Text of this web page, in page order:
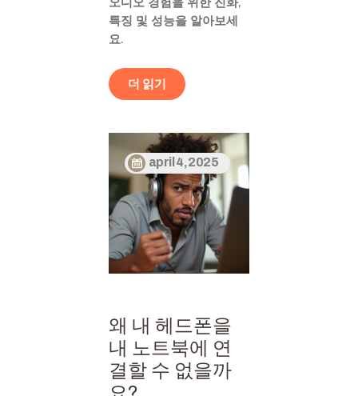
특징 및 성능을 알아보세
요.
더 읽기
april 4, 2025
왜 내 헤드폰을
내 노트북에 연
결할 수 없을까